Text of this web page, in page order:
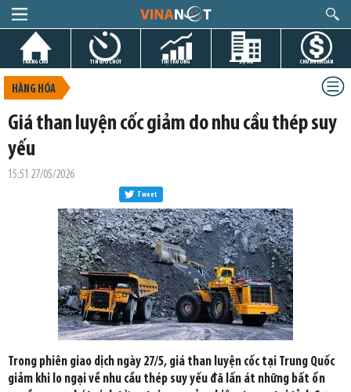
TRANG CHỦ TIN GIỜ CHÓT THỊ TRƯỜNG DỰ ÁN CHỨNG KHOÁN
HÀNG HÓA
Giá than luyện cốc giảm do nhu cầu thép suy
yếu
15:51 27/05/2026
Tweet
Trong phiên giao dịch ngày 27/5, giá than luyện cốc tại Trung Quốc
giảm khi lo ngại về nhu cầu thép suy yếu đã lấn át những bất ổn